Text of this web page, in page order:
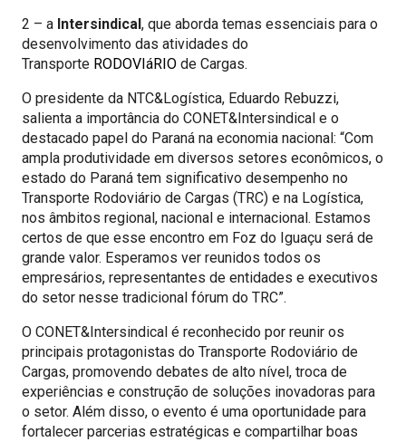
2 – a Intersindical , que aborda temas essenciais para o
desenvolvimento das atividades do
Transporte RODOVIáRIO de Cargas.
O presidente da NTC&Logística, Eduardo Rebuzzi,
salienta a importância do CONET&Intersindical e o
destacado papel do Paraná na economia nacional: “Com
ampla produtividade em diversos setores econômicos, o
estado do Paraná tem significativo desempenho no
Transporte Rodoviário de Cargas (TRC) e na Logística,
nos âmbitos regional, nacional e internacional. Estamos
certos de que esse encontro em Foz do Iguaçu será de
grande valor. Esperamos ver reunidos todos os
empresários, representantes de entidades e executivos
do setor nesse tradicional fórum do TRC”.
O CONET&Intersindical é reconhecido por reunir os
principais protagonistas do Transporte Rodoviário de
Cargas, promovendo debates de alto nível, troca de
experiências e construção de soluções inovadoras para
o setor. Além disso, o evento é uma oportunidade para
fortalecer parcerias estratégicas e compartilhar boas